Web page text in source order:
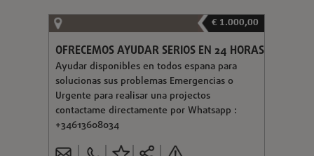
€ 1.000,00
OFRECEMOS AYUDAR SERIOS EN 24 HORAS
Ayudar disponibles en todos espana para
solucionas sus problemas Emergencias o
Urgente para realisar una projectos
contactame directamente por Whatsapp :
+34613608034